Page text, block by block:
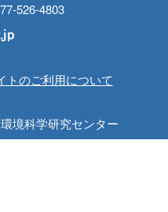
526-4803
トのご利用について
境科学研究センター